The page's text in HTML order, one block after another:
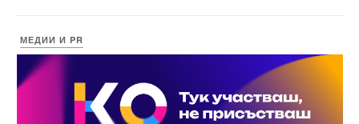
МЕДИИ И PR